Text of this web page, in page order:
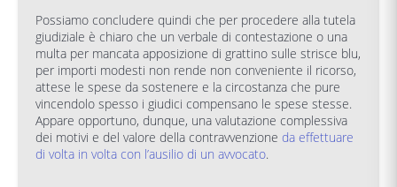
Possiamo concludere quindi che per procedere alla tutela
giudiziale è chiaro che un verbale di contestazione o una
multa per mancata apposizione di grattino sulle strisce blu,
per importi modesti non rende non conveniente il ricorso,
attese le spese da sostenere e la circostanza che pure
vincendolo spesso i giudici compensano le spese stesse.
Appare opportuno, dunque, una valutazione complessiva
dei motivi e del valore della contravvenzione da effettuare
di volta in volta con l’ausilio di un avvocato.